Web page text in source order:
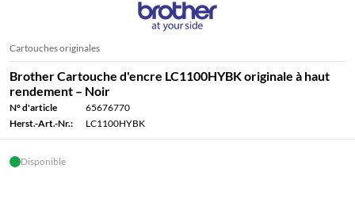
Cartouches originales
Brother Cartouche d'encre LC1100HYBK originale à haut
rendement – Noir
N° d'article
65676770
Herst.-Art.-Nr.:
LC1100HYBK
Disponible